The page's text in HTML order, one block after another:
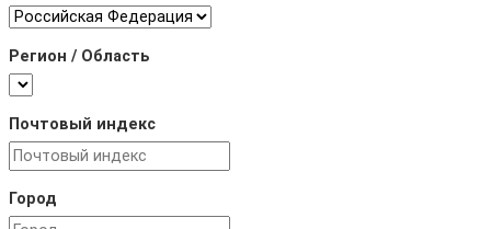
Регион / Область
Почтовый индекс
Город